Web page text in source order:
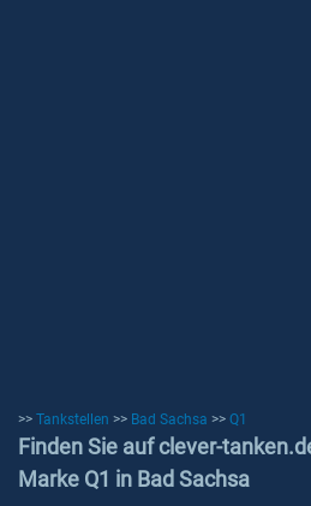
>> Tankstellen >> Bad Sachsa >> Q1
Finden Sie auf clever-
Marke Q1 in Bad Sachsa